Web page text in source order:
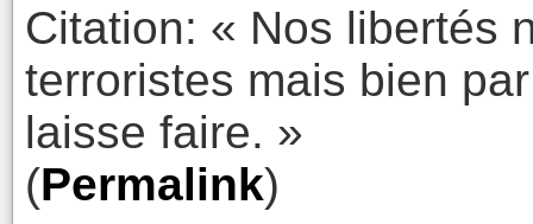
Citation: « Nos libertés
terroristes mais bien
laisse faire. »
(Permalink)